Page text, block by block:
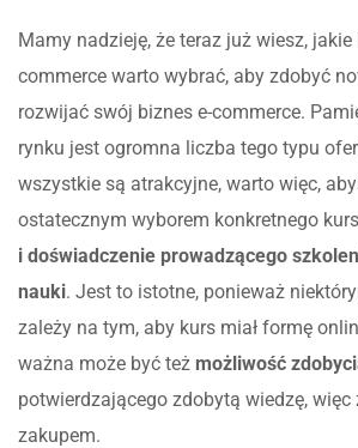
Mamy nadzieję, że teraz już wiesz, jakie
commerce warto wybrać, aby zdobyć
rozwijać swój biznes e-commerce.
rynku jest ogromna liczba tego typu
wszystkie są atrakcyjne, warto więc,
ostatecznym wyborem konkretnego
i doświadczenie prowadzącego
nauki. Jest to istotne, ponieważ
zależy na tym, aby kurs miał formę
ważna może być też możliwość
potwierdzającego zdobytą wiedzę, więc
zakupem.